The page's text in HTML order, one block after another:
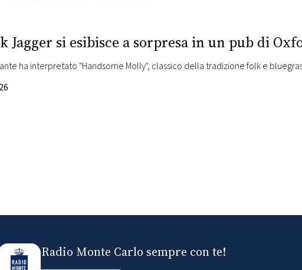
Jagger si esibisce a sorpresa in un pub di
ha interpretato "Handsome Molly", classico della tradizione folk e
Radio Monte Carlo sempre con te!